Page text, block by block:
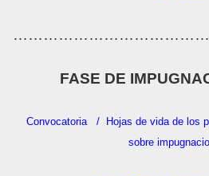
FASE DE
Convocatoria/ Hojas de vida de los
sobre